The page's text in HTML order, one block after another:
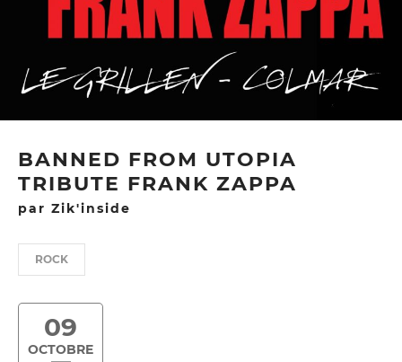
BANNED FROM UTOPIA
TRIBUTE FRANK ZAPPA
par Zik'inside
ROCK
09
OCTOBRE